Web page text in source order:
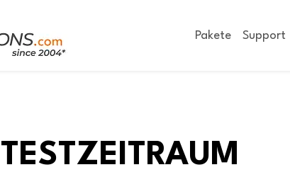
Pakete Support